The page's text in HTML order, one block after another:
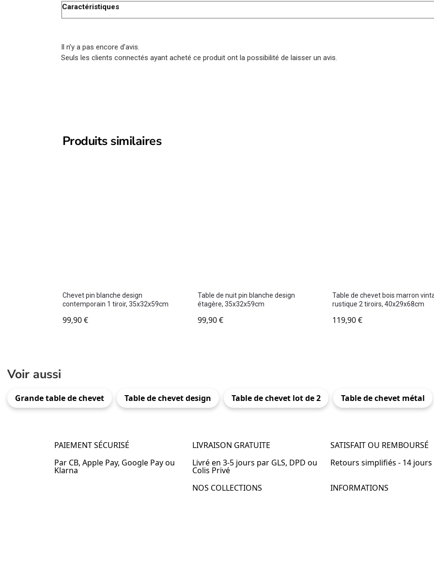
Caractéristiques
Il n’y a pas encore d’avis.
Seuls les clients connectés ayant acheté ce produit ont la possibilité de laisser un avis.
Produits similaires
Chevet pin blanche design
contemporain 1 tiroir, 35x32x59cm
99,90€
Table de nuit pin blanche design
étagère, 35x32x59cm
99,90€
Table de chevet bois marron
rustique 2 tiroirs, 40x29x68cm
119,90€
Voir aussi
Grande table de chevet Table de chevet design Table de chevet lot de 2 Table de chevet métal
PAIEMENT SÉCURISÉ
Par CB, Apple Pay, Google Pay ou
Klarna
LIVRAISON GRATUITE
Livré en 3-5 jours par GLS, DPD ou
Colis Privé
SATISFAIT OU REMBOURSÉ
Retours simplifiés - 14 jours
NOS COLLECTIONS
INFORMATIONS